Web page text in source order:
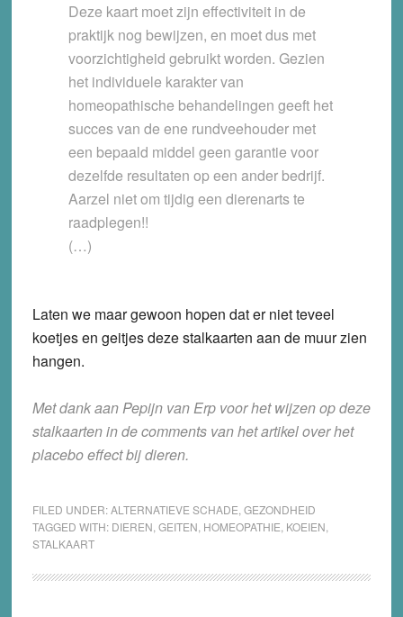
Deze kaart moet zijn effectiviteit in de
praktijk nog bewijzen, en moet dus met
voorzichtigheid gebruikt worden. Gezien
het individuele karakter van
homeopathische behandelingen geeft het
succes van de ene rundveehouder met
een bepaald middel geen garantie voor
dezelfde resultaten op een ander bedrijf.
Aarzel niet om tijdig een dierenarts te
raadplegen!!
(…)
Laten we maar gewoon hopen dat er niet teveel
koetjes en geitjes deze stalkaarten aan de muur zien
hangen.
Met dank aan Pepijn van Erp voor het wijzen op deze
stalkaarten in de comments van het artikel over het
placebo effect bij dieren.
FILED UNDER:ALTERNATIEVE SCHADE,GEZONDHEID
TAGGED WITH: DIEREN,GEITEN, HOMEOPATHIE, KOEIEN,
STALKAART